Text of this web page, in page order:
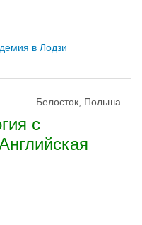
в Лодзи
Белосток, Польша
с